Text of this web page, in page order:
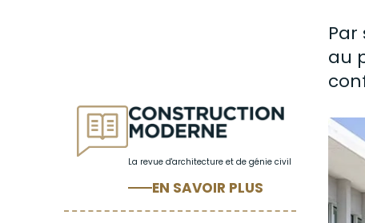
La revue d'architecture et de génie civil
EN SAVOIR PLUS
au